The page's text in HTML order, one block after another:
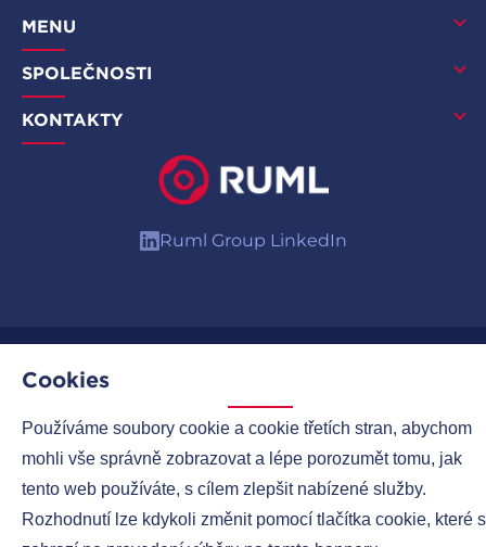
Cookies
Používáme soubory cookie a cookie třetích stran, abychom
mohli vše správně zobrazovat a lépe porozumět tomu, jak
tento web používáte, s cílem zlepšit nabízené služby.
Rozhodnutí lze kdykoli změnit pomocí tlačítka cookie, které
MENU
SPOLEČNOSTI
KONTAKTY
Ruml Group LinkedIn